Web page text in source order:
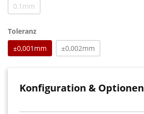
0,1mm(Diese Option ist zurzeit nicht verfügbar.)
Toleranzauswählen
±0,001mm
±0,002mm
Konfiguration & Optionen